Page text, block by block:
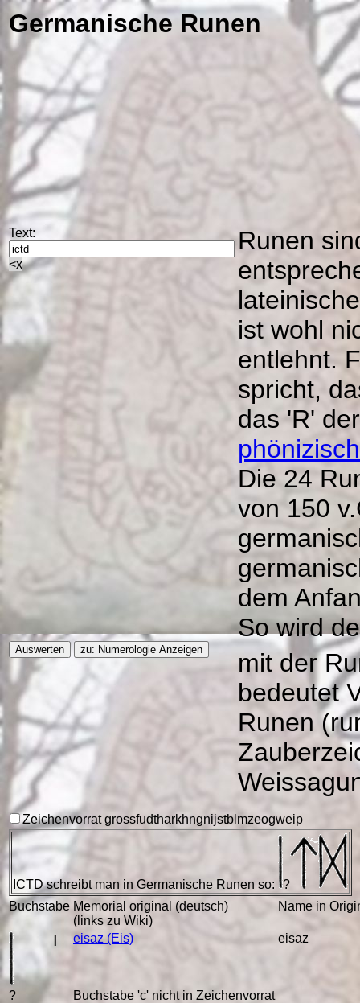
Germanische Runen
Text:
<x
Runen
ist wohl
entlehnt.
spricht,
das 'R'
Die 24
von 150
dem
So wird
mit der
bedeutet
Runen
Zeichenvorrat grossfudtharkhngnijstb mzeogweip
ICTDschreibt man in Germanische Runen so:
?
Buchstabe Memorial original (deutsch)
(links zu Wiki)
Name in
I eisaz (Eis) eisaz
? Buchstabe 'c' nicht in Zeichenvorrat